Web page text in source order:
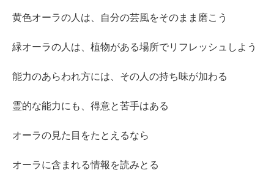
黄色オーラの人は、自分の芸風をそのまま磨こう
緑オーラの人は、植物がある場所でリフレッシュしよう
能力のあらわれ方には、その人の持ち味が加わる
霊的な能力にも、得意と苦手はある
オーラの見た目をたとえるなら
オーラに含まれる情報を読みとる